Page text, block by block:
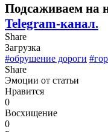
Подсаживаем на
Telegram-канал.
Share
Загрузка
#обрушение дороги
Share
Эмоции от статьи
Нравится
0
Восхищение
0